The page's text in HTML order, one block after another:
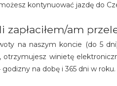
kontynuować jazdę do
zapłaciłem/am
na naszym koncie (do 5
winietę
na dobę i 365 dni w roku.